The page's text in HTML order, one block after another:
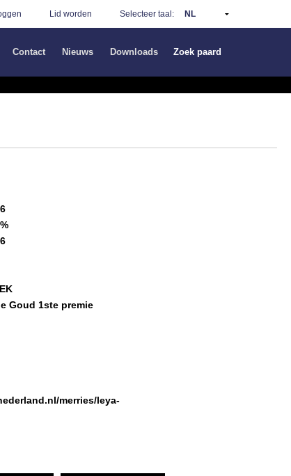
Lid worden Selecteer taal:
Contact Nieuws Downloads Zoek paard
Goud 1ste premie
merries/leya-